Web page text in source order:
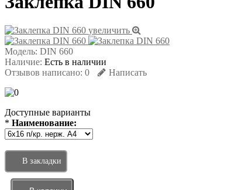
увеличить
Модель: DIN 660
Наличие: Есть в наличии
Отзывов написано: 0 Написать
Доступные варианты
* Наименование:
В закладки